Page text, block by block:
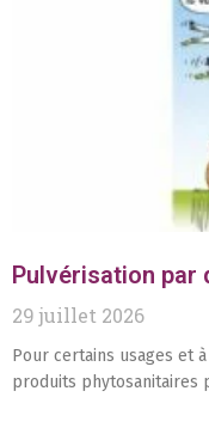
Pulvérisation par
29 juillet 2026
Pour certains usages et
produits phytosanitaires